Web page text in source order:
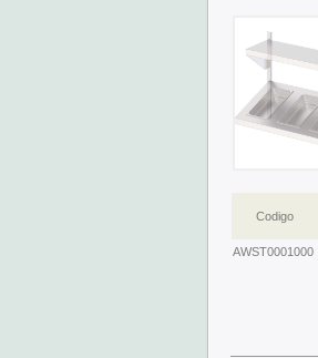
Codigo
AWST0001000